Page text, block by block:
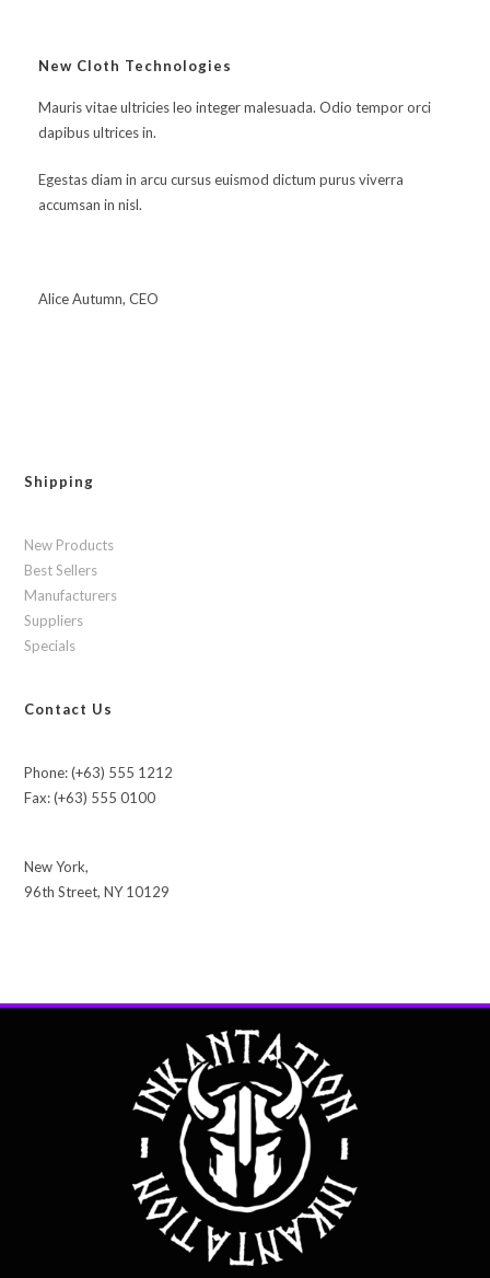
New Cloth Technologies
Mauris vitae ultricies leo integer malesuada. Odio tempor orci
dapibus ultrices in.
Egestas diam in arcu cursus euismod dictum purus viverra
accumsan in nisl.
Alice Autumn, CEO
Shipping
New Products
Best Sellers
Manufacturers
Suppliers
Specials
Contact Us
Phone: (+63) 555 1212
Fax: (+63) 555 0100
New York,
96th Street, NY 10129